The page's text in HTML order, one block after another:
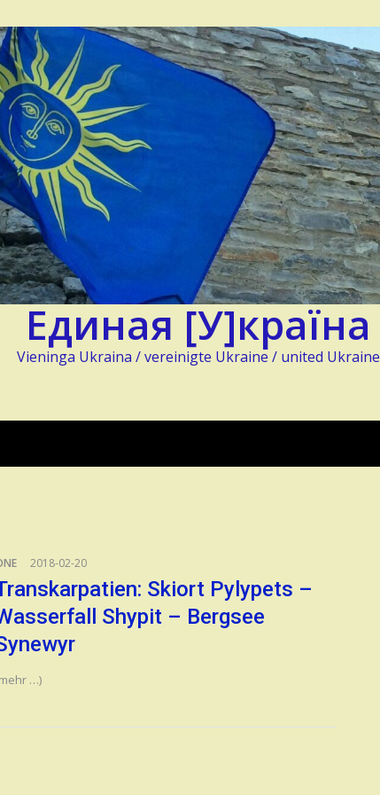
Единая [У]країна
Vieninga Ukraina / vereinigte Ukraine / united Ukraine
2018-02-20
Skiort Pylypets –
Shypit – Bergsee
…)